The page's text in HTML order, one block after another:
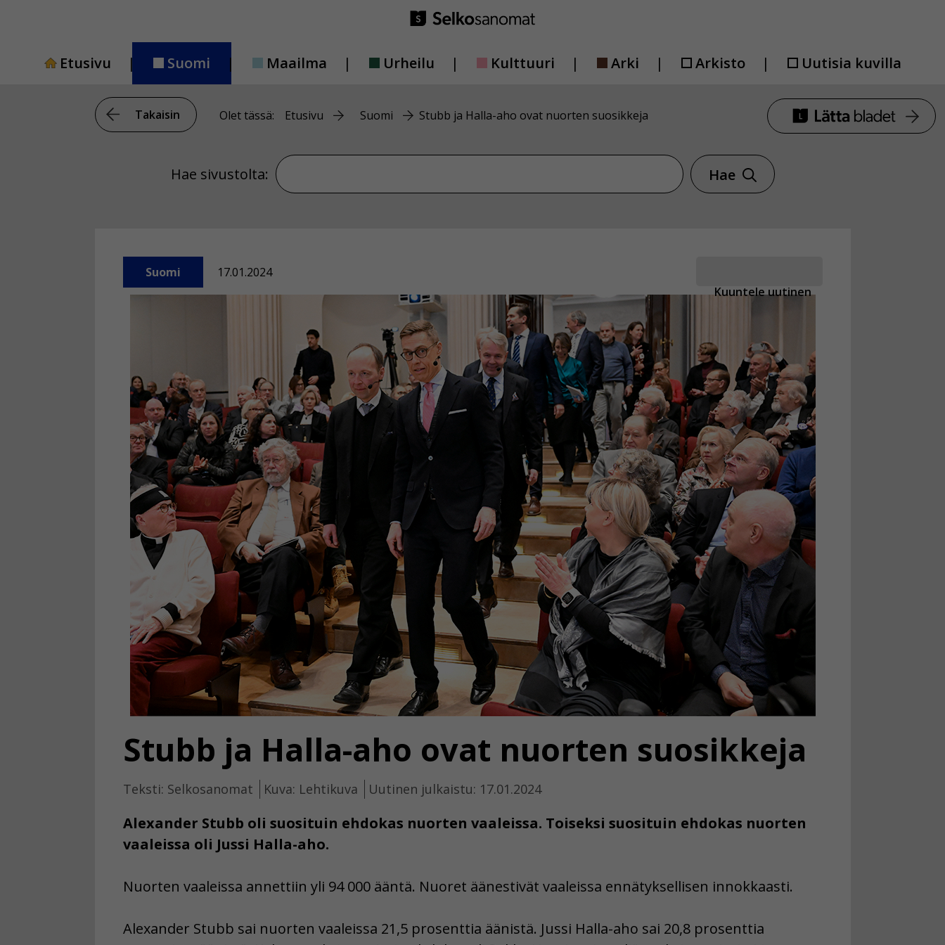
Etusivu
Suomi Maailma Urheilu Kulttuuri Arki Arkisto Uutisia kuvilla
Takaisin Olet tässä: Etusivu Suomi Stubb ja Halla-aho ovat nuorten suosikkeja
Hae sivustolta: Hae sivustolta
Hae
Kuuntele uutinen
Suomi 17.01.2024
Stubb ja Halla-aho ovat nuorten suosikkeja
Teksti: Selkosanomat Kuva: Lehtikuva Uutinen julkaistu: 17.01.2024
Alexander Stubb oli suosituin ehdokas nuorten vaaleissa. Toiseksi suosituin ehdokas nuorten
vaaleissa oli Jussi Halla-aho.
Nuorten vaaleissa annettiin yli 94 000 ääntä. Nuoret äänestivät vaaleissa ennätyksellisen innokkaasti.
Alexander Stubb sai nuorten vaaleissa 21,5 prosenttia äänistä. Jussi Halla-aho sai 20,8 prosenttia